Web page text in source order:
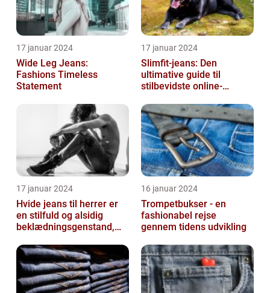
17 januar 2024
Wide Leg Jeans:
Fashions Timeless
Statement
17 januar 2024
Slimfit-jeans: Den
ultimative guide til
stilbevidste online-
17 januar 2024
Hvide jeans til herrer er
en stilfuld og alsidig
beklædningsgenstand,
r...
16 januar 2024
Trompetbukser - en
fashionabel rejse
gennem tidens udvikling